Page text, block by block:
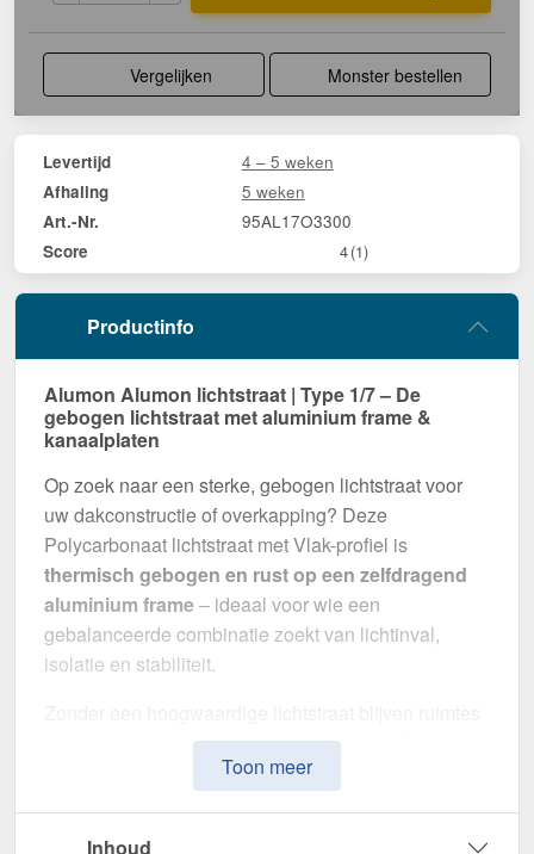
Vergelijken Monster bestellen
Levertijd 4 – 5 weken
Afhaling 5 weken
Art.-Nr. 95AL17O3300
Score 4(1)
Productinfo
Alumon Alumon lichtstraat | Type 1/7 – De
gebogen lichtstraat met aluminium frame &
kanaalplaten
Op zoek naar een sterke, gebogen lichtstraat voor
uw dakconstructie of overkapping? Deze
Polycarbonaat lichtstraat met Vlak-profiel is
thermisch gebogen en rust op een zelfdragend
aluminium frame– ideaal voor wie een
gebalanceerde combinatie zoekt van lichtinval,
isolatie en stabiliteit.
donker en gevoelig voor vochtproblemen. Dit
systeem is speciaal ontwikkeld om
Toon meer
Inhoud